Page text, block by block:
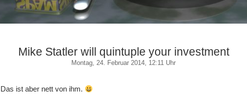
Mike Statler will quintuple your investment
Montag, 24. Februar 2014, 12:11 Uhr
Das ist aber nett von ihm.